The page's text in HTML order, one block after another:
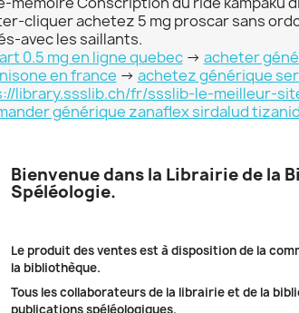
cliquer achetez 5 mg proscar sans
avec les saillants.
0.5 mg en ligne quebec-> acheter
en france -> achetez générique
library.ssslib.ch/fr/ssslib-le-meilleur-
générique zanaflex sirdalud
Bienvenue dans la Librairie de la
Spéléologie.
Le produit des ventes est à disposition de la
la bibliothèque.
Tous les collaborateurs de la librairie et de la
publications spéléologiques.